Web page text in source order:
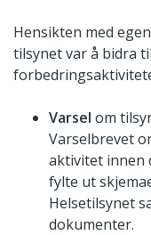
Hensikten med
tilsynet var å bidra
Varsel om
Varselbrevet
aktivitet innen
fylte ut
Helsetilsynet
dokumenter.